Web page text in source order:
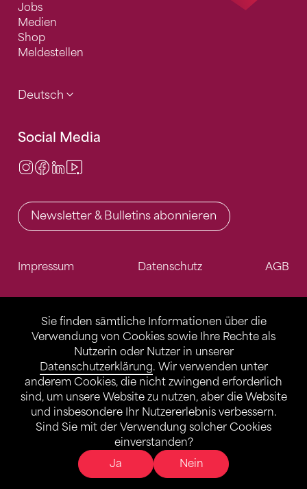
Sie finden sämtliche Informationen über die
Verwendung von Cookies sowie Ihre Rechte als
Nutzerin oder Nutzer in unserer
Datenschutzerklärung. Wir verwenden unter
anderem Cookies, die nicht zwingend erforderlich
sind, um unsere Website zu nutzen, aber die Website
und insbesondere Ihr Nutzererlebnis verbessern.
Sind Sie mit der Verwendung solcher Cookies
einverstanden?
Ja
Nein
Jobs
Medien
Shop
Meldestellen
Deutsch
Social Media
Instagram
Facebook
LinkedIn
Newsletter & Bulletins abonnieren
Impressum Datenschutz AGB